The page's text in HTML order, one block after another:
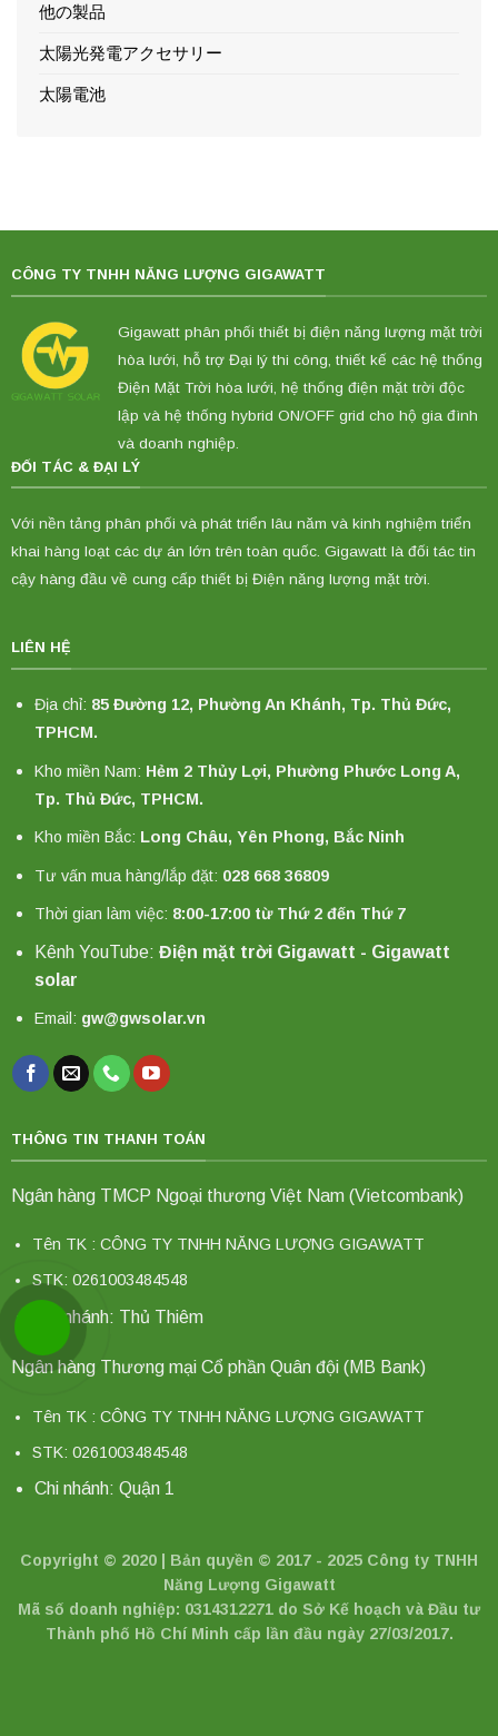
他の製品
太陽光発電アクセサリー
太陽電池
CÔNG TY TNHH NĂNG LƯỢNG GIGAWATT
Gigawatt phân phối thiết bị điện năng lượng mặt trời
hòa lưới, hỗ trợ Đại lý thi công, thiết kế các hệ thống
Điện Mặt Trời hòa lưới, hệ thống điện mặt trời độc
lập và hệ thống hybrid ON/OFF grid cho hộ gia đình
và doanh nghiệp.
ĐỐI TÁC & ĐẠI LÝ
Với nền tảng phân phối và phát triển lâu năm và kinh nghiệm triển
khai hàng loạt các dự án lớn trên toàn quốc. Gigawatt là đối tác tin
cậy hàng đầu về cung cấp thiết bị Điện năng lượng mặt trời.
LIÊN HỆ
Địa chỉ: 85 Đường 12, Phường An Khánh, Tp. Thủ Đức,
TPHCM.
Kho miền Nam: Hẻm 2 Thủy Lợi, Phường Phước Long A,
Tp. Thủ Đức, TPHCM.
Kho miền Bắc: Long Châu, Yên Phong, Bắc Ninh
Tư vấn mua hàng/lắp đặt: 028 668 36809
Thời gian làm việc: 8:00-17:00 từ Thứ 2 đến Thứ 7
Kênh YouTube: Điện mặt trời Gigawatt - Gigawatt
solar
Email: gw@gwsolar.vn
THÔNG TIN THANH TOÁN
Ngân hàng TMCP Ngoại thương Việt Nam (Vietcombank)
Tên TK : CÔNG TY TNHH NĂNG LƯỢNG GIGAWATT
STK: 0261003484548
Chi nhánh: Thủ Thiêm
Ngân hàng Thương mại Cổ phần Quân đội (MB Bank)
Tên TK : CÔNG TY TNHH NĂNG LƯỢNG GIGAWATT
STK: 0261003484548
Chi nhánh: Quận 1
Copyright © 2020 | Bản quyền © 2017 - 2025 Công ty TNHH
Năng Lượng Gigawatt
Mã số doanh nghiệp: 0314312271 do Sở Kế hoạch và Đầu tư
Thành phố Hồ Chí Minh cấp lần đầu ngày 27/03/2017.